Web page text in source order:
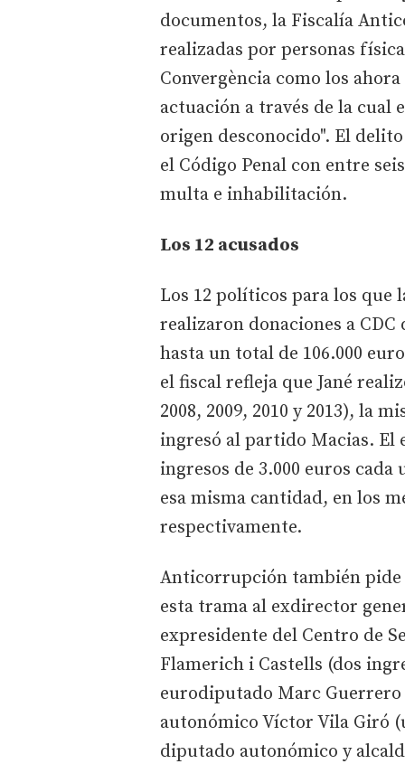
documentos, la Fiscalía
realizadas por personas
Convergència como los
actuación a través de la
origen desconocido". El
el Código Penal con entre
multa e inhabilitación.
Los 12 acusados
Los 12 políticos para los
realizaron donaciones a CDC
hasta un total de 106.000
el fiscal refleja que Jané
2008, 2009, 2010 y 2013), la
ingresó al partido Macias. El
ingresos de 3.000 euros
esa misma cantidad, en los
respectivamente.
Anticorrupción también pide
esta trama al exdirector
expresidente del Centro de
Flamerich i Castells (dos
eurodiputado Marc
autonómico Víctor Vila Giró
diputado autonómico y